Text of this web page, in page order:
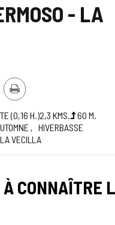
- LA
Imprimer
(0,16 H. )2,3 KMS. 60 M.
HIVERBASSE
VECILLA
CONNAÎTRE